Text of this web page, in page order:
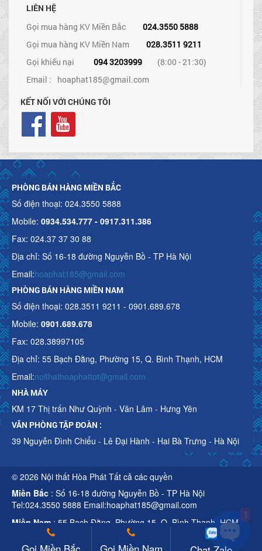
LIÊN HỆ
Gọi mua hàng KV Miền Bắc
024.3550 5888
Gọi mua hàng KV Miền Nam
028.3511 9211
Gọi khiếu nại
094 3203999
(8:00 - 21:30)
Email : hoaphat185@gmail.com
KẾT NỐI VỚI CHÚNG TÔI
PHÒNG BÁN HÀNG MIỀN BẮC
Số điện thoại: 024.3550 5888
Mobile: 0934.534.777 - 0917.311.386
Fax: 024.37 37 30 88
Địa chỉ: Số 16-18 đường Nguyễn Bồ - TP Hà Nội
Email:hoaphat185@gmail.com
PHÒNG BÁN HÀNG MIỀN NAM
Số điện thoại: 028.3511 9211 - 0901.689.678
Mobile: 0901.689.678
Fax: 028.38997105
Địa chỉ: 55 Bạch Đằng, Phường 15, Q. Bình Thạnh, HCM
Email:noithathoaphattot@gmail.com
NHÀ MÁY
KM 17 Thị trấn Như Quỳnh - Văn Lâm - Hưng Yên
VĂN PHÒNG TẬP ĐOÀN :
39 Nguyễn Đình Chiểu - Lê Đại Hành - Hai Bà Trưng - Hà Nội
© 2026 Nội thất Hòa Phát Tất cả các quyền
Miền Bắc : Số 16-18 đường Nguyễn Bồ - TP Hà Nội
Tel:024.3550 5888 Email:hoaphat185@gmail.com
Miền Nam : 55 Bạch Đằng, Phường 15, Q. Bình Thạnh, HCM
Tel:028.3511 9211 Email:noithathoaphattot@gmail.com
Nội Thất Hòa Phát
Gọi lại cho tôi
Tư vấn dự án
1